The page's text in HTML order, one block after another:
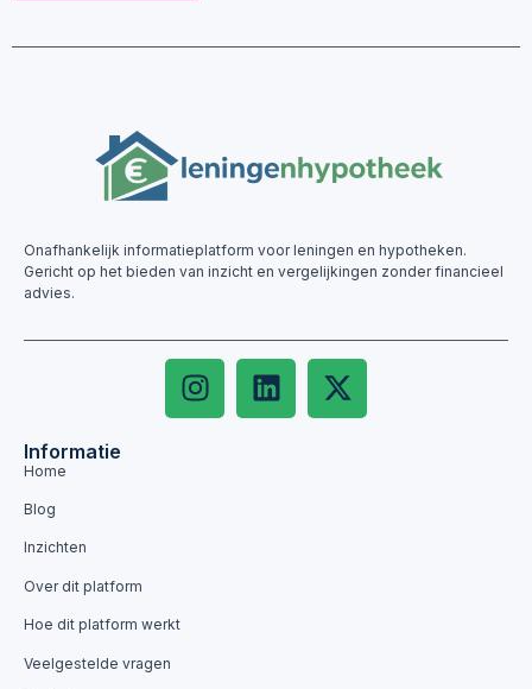
Onafhankelijk informatieplatform voor leningen en hypotheken.
Gericht op het bieden van inzicht en vergelijkingen zonder financieel
advies.
Informatie
Home
Blog
Inzichten
Over dit platform
Hoe dit platform werkt
Veelgestelde vragen